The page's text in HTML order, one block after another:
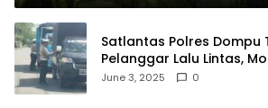
Satlantas Polres Dompu
Pelanggar Lalu Lintas,
Kendaraan Tak Bayar
June 3, 2025 0